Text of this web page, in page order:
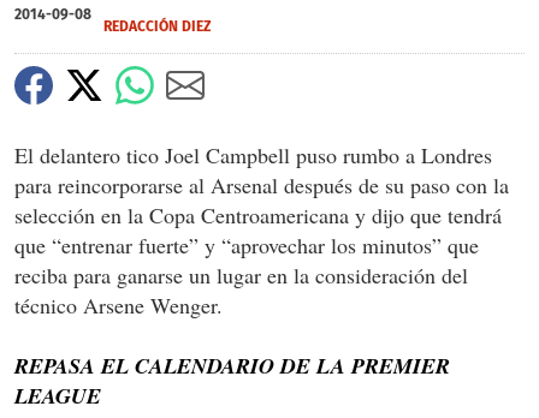
2014-09-08
REDACCIÓN DIEZ
El delantero tico Joel Campbell puso rumbo a Londres
para reincorporarse al Arsenal después de su paso con la
selección en la Copa Centroamericana y dijo que tendrá
que “entrenar fuerte” y “aprovechar los minutos” que
reciba para ganarse un lugar en la consideración del
técnico Arsene Wenger.
REPASA EL CALENDARIO DE LA PREMIER
LEAGUE